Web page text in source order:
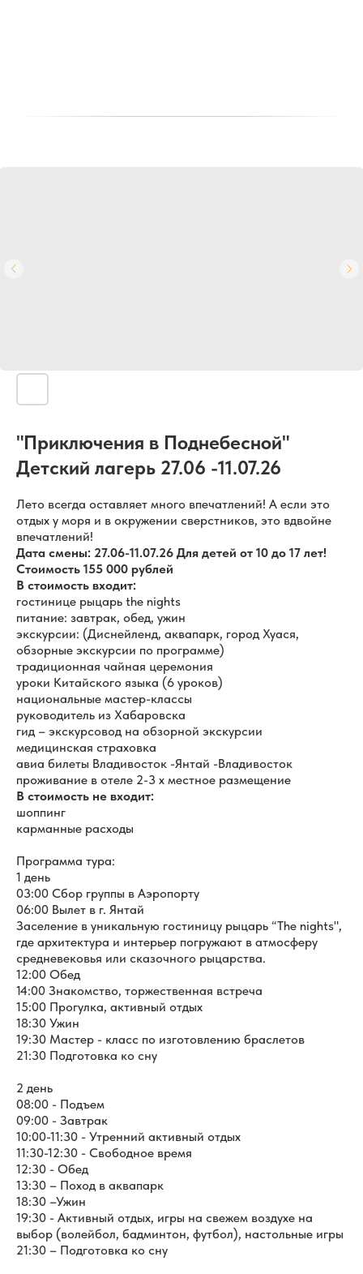
"Приключения в Поднебесной"
Детский лагерь 27.06 -11.07.26
Лето всегда оставляет много впечатлений! А если это
отдых у моря и в окружении сверстников, это вдвойне
впечатлений!
Дата смены: 27.06-11.07.26 Для детей от 10 до 17 лет!
Стоимость 155 000 рублей
В стоимость входит:
гостинице рыцарь the nights
питание: завтрак, обед, ужин
экскурсии: (Диснейленд, аквапарк, город Хуася,
обзорные экскурсии по программе)
традиционная чайная церемония
уроки Китайского языка (6 уроков)
национальные мастер-классы
руководитель из Хабаровска
гид – экскурсовод на обзорной экскурсии
медицинская страховка
авиа билеты Владивосток -Янтай -Владивосток
проживание в отеле 2-3 х местное размещение
В стоимость не входит:
шоппинг
карманные расходы
Программа тура:
1 день
03:00 Сбор группы в Аэропорту
06:00 Вылет в г. Янтай
Заселение в уникальную гостиницу рыцарь “The nights",
где архитектура и интерьер погружают в атмосферу
средневековья или сказочного рыцарства.
12:00 Обед
14:00 Знакомство, торжественная встреча
15:00 Прогулка, активный отдых
18:30 Ужин
19:30 Мастер - класс по изготовлению браслетов
21:30 Подготовка ко сну
2 день
08:00 - Подъем
09:00 - Завтрак
10:00-11:30 - Утренний активный отдых
11:30-12:30 - Свободное время
12:30 - Обед
13:30 – Поход в аквапарк
18:30 –Ужин
19:30 - Активный отдых, игры на свежем воздухе на
выбор (волейбол, бадминтон, футбол), настольные игры
21:30 – Подготовка ко сну